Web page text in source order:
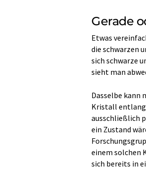
Gerade
Etwas
die schwarzen
sich schwarze
sieht man
Dasselbe kann
Kristall entlang
ausschließlich
ein Zustand
einem solchen
sich bereits in